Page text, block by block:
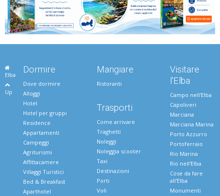
Elba
Up
Dormire
Dove dormire
Alloggi
Hotel
Hotel per gruppi
Residence
Appartamenti
Campeggi
Agriturismi
Affittacamere
Villaggi Turistici
Bed & Breakfast
Aparthotel
Mangiare
Ristoranti
Trasporti
Come arrivare
Traghetti
Noleggi
Noleggia scooter
Taxi
Destinazioni
Porti
Voli
Visitare
l'Elba
Campo nell'Elba
Capoliveri
Marciana
Marciana Marina
Porto Azzurro
Portoferraio
Rio Marina
Rio nell'Elba
Cose da fare
all'Elba
Monumenti